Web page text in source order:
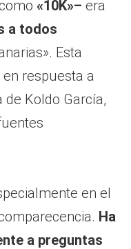
«10K»– era
a todos
Esta
respuesta a
Koldo García,
en el
Ha
a preguntas